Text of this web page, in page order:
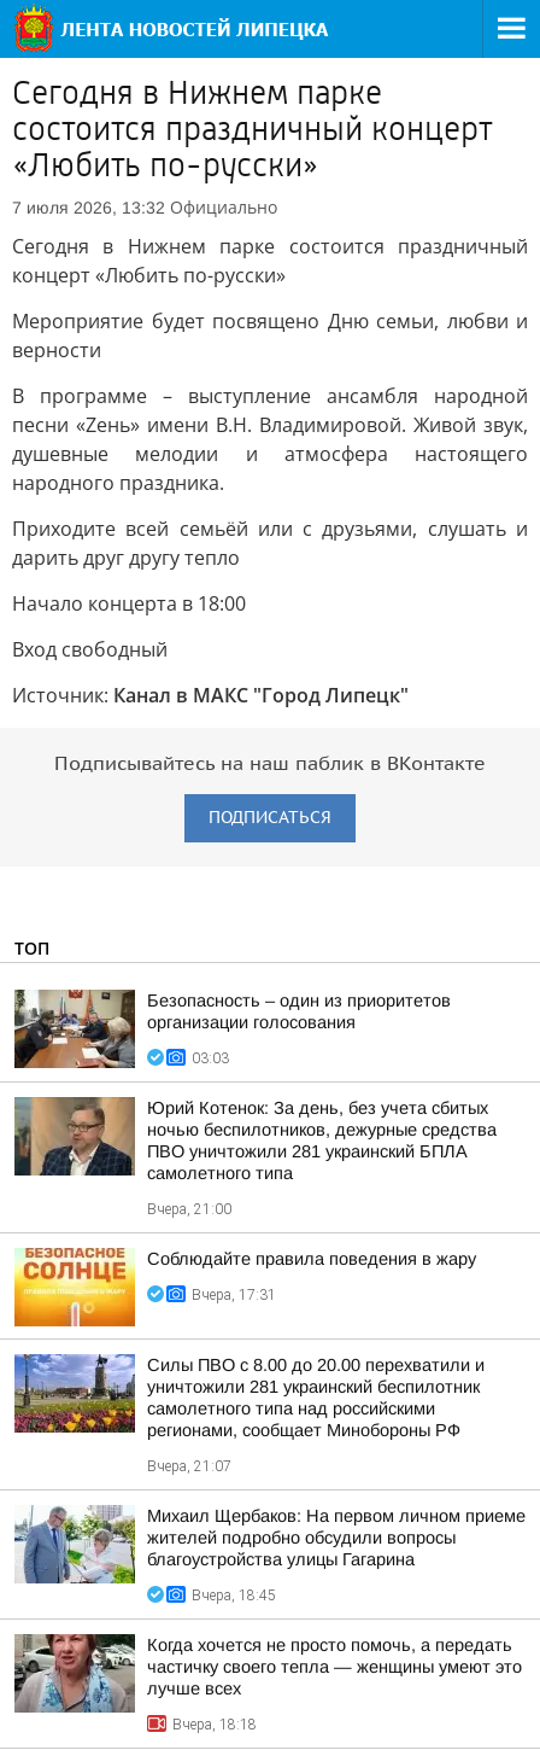
Сегодня в Нижнем парке
состоится праздничный концерт
«Любить по-русски»
7 июля 2026, 13:32 Официально
Сегодня в Нижнем парке состоится праздничный
концерт «Любить по-русски»
Мероприятие будет посвящено Дню семьи, любви и
верности
В программе – выступление ансамбля народной
песни «Zень» имени В.Н. Владимировой. Живой звук,
душевные мелодии и атмосфера настоящего
народного праздника.
Приходите всей семьёй или с друзьями, слушать и
дарить друг другу тепло
Начало концерта в 18:00
Вход свободный
Источник: Канал в МАКС "Город Липецк"
Подписывайтесь на наш паблик в ВКонтакте
ПОДПИСАТЬСЯ
ТОП
Безопасность – один из приоритетов
организации голосования
03:03
Юрий Котенок: За день, без учета сбитых
ночью беспилотников, дежурные средства
ПВО уничтожили 281 украинский БПЛА
самолетного типа
Вчера, 21:00
Соблюдайте правила поведения в жару
Вчера, 17:31
Силы ПВО с 8.00 до 20.00 перехватили и
уничтожили 281 украинский беспилотник
самолетного типа над российскими
регионами, сообщает Минобороны РФ
Вчера, 21:07
Михаил Щербаков: На первом личном приеме
жителей подробно обсудили вопросы
благоустройства улицы Гагарина
Вчера, 18:45
Когда хочется не просто помочь, а передать
частичку своего тепла — женщины умеют это
лучше всех
Вчера, 18:18